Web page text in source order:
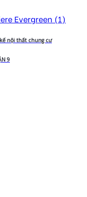
nội thất chung cư
9